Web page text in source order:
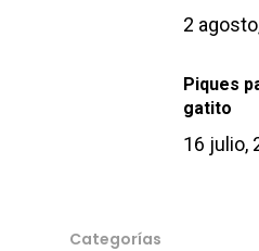
2
Piques
gatito
16 julio,
Categorías